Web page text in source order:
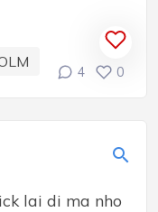
4 0
lai di ma nho